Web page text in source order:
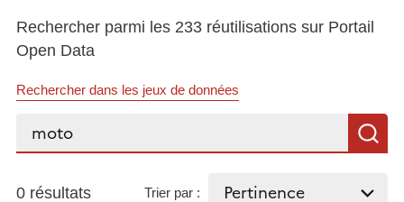
Rechercher parmi les 233 réutilisations sur Portail
Open Data
Rechercher dans les jeux de données
Rechercher...
0 résultats Trier par :